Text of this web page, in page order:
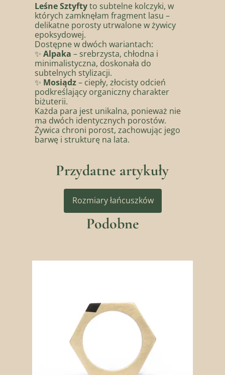
Rozmiary łańcuszków
Leśne Sztyftyto subtelne kolczyki, w
których zamknęłam fragment lasu –
delikatne porosty utrwalone w żywicy
epoksydowej.
Dostępne w dwóch wariantach:
✨ Alpaka – srebrzysta, chłodna i
minimalistyczna, doskonała do
subtelnych stylizacji.
✨ Mosiądz– ciepły, złocisty odcień
podkreślający organiczny charakter
biżuterii.
Każda para jest unikalna, ponieważ nie
ma dwóch identycznych porostów.
Żywica chroni porost, zachowując jego
barwę i strukturę na lata.
Przydatne artykuły
Podobne